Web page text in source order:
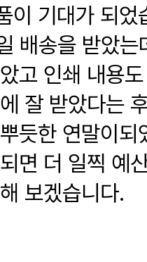
이 기대가 되었
배송을 받았는
고 인쇄 내용
잘 받았다는
듯한 연말이되
면 더 일찍 예
보겠습니다.